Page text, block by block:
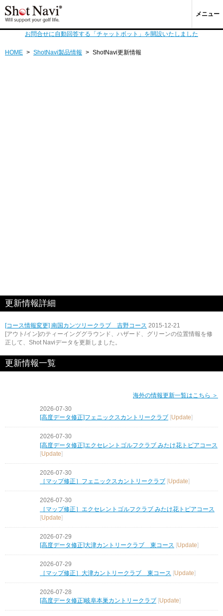
メニュー
お問合せに自動回答する「チャットボット」を開設いたしました
HOME > ShotNavi製品情報 > ShotNavi更新情報
更新情報詳細
[コース情報変更] 南国カンツリークラブ 吉野コース 2015-12-21
[アウト/イン]のティーインググラウンド、ハザード、グリーンの位置情報を修
正して、Shot Naviデータを更新しました。
更新情報一覧
海外の情報更新一覧はこちら ＞
2026-07-30
[高度データ修正]フェニックスカントリークラブ
Update
2026-07-30
[高度データ修正]エクセレントゴルフクラブ みたけ花トピアコース
[Update]
2026-07-30
［マップ修正］フェニックスカントリークラブ [Update]
2026-07-30
［マップ修正］エクセレントゴルフクラブ みたけ花トピアコース
[Update]
2026-07-29
[高度データ修正]大津カントリークラブ 東コース [Update]
2026-07-29
［マップ修正］大津カントリークラブ 東コース [Update]
2026-07-28
[高度データ修正]岐阜本巣カントリークラブ [Update]